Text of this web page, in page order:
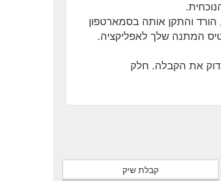
הורד והתקן אותה בסמארטפון
המתנה שלך לאפליקציה.
את הקבלה. חלק
קבלת שיק